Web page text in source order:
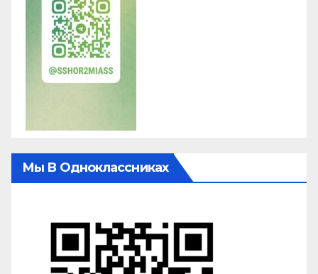
Мы В Одноклассниках